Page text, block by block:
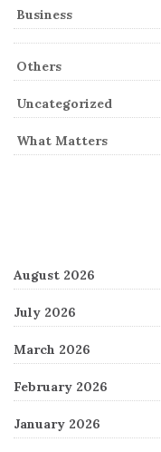
Business
Others
Uncategorized
What Matters
August 2026
July 2026
March 2026
February 2026
January 2026